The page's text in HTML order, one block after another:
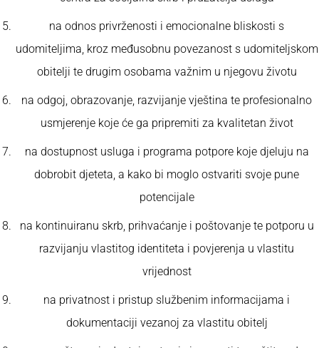
na odnos privrženosti i emocionalne bliskosti s
udomiteljima, kroz međusobnu povezanost s udomiteljskom
obitelji te drugim osobama važnim u njegovu životu
na odgoj, obrazovanje, razvijanje vještina te profesionalno
usmjerenje koje će ga pripremiti za kvalitetan život
na dostupnost usluga i programa potpore koje djeluju na
dobrobit djeteta, a kako bi moglo ostvariti svoje pune
potencijale
na kontinuiranu skrb, prihvaćanje i poštovanje te potporu u
razvijanju vlastitog identiteta i povjerenja u vlastitu
vrijednost
na privatnost i pristup službenim informacijama i
dokumentaciji vezanoj za vlastitu obitelj